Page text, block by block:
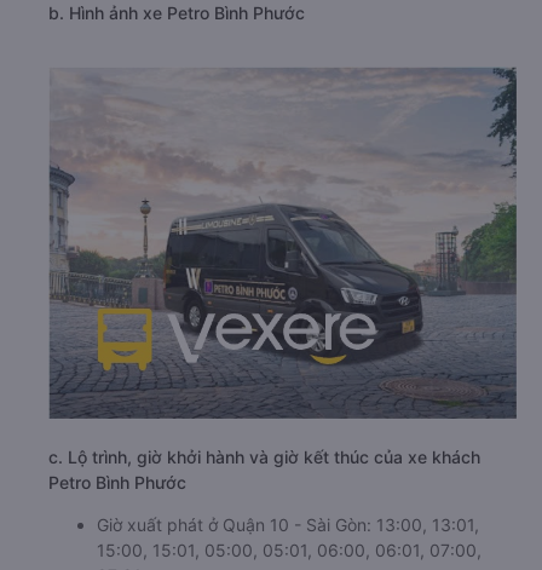
b. Hình ảnh xe Petro Bình Phước
c. Lộ trình, giờ khởi hành và giờ kết thúc của xe khách
Petro Bình Phước
Giờ xuất phát ở Quận 10 - Sài Gòn: 13:00, 13:01,
15:00, 15:01, 05:00, 05:01, 06:00, 06:01, 07:00,